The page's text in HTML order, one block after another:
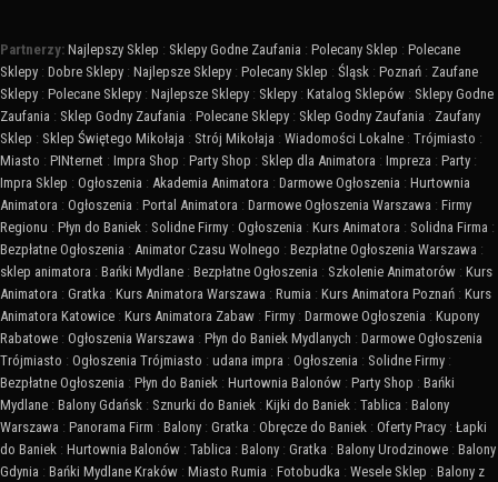
Partnerzy: Najlepszy Sklep : Sklepy Godne Zaufania : Polecany Sklep : Polecane
Sklepy : Dobre Sklepy : Najlepsze Sklepy : Polecany Sklep : Śląsk : Poznań : Zaufane
Sklepy : Polecane Sklepy : Najlepsze Sklepy : Sklepy : Katalog Sklepów : Sklepy Godne
Zaufania : Sklep Godny Zaufania : Polecane Sklepy : Sklep Godny Zaufania : Zaufany
Sklep : Sklep Świętego Mikołaja : Strój Mikołaja : Wiadomości Lokalne : Trójmiasto :
Miasto : PINternet : Impra Shop : Party Shop : Sklep dla Animatora : Impreza : Party :
Impra Sklep : Ogłoszenia : Akademia Animatora : Darmowe Ogłoszenia : Hurtownia
Animatora : Ogłoszenia : Portal Animatora : Darmowe Ogłoszenia Warszawa : Firmy
Regionu : Płyn do Baniek : Solidne Firmy : Ogłoszenia : Kurs Animatora : Solidna Firma :
Bezpłatne Ogłoszenia : Animator Czasu Wolnego : Bezpłatne Ogłoszenia Warszawa :
sklep animatora : Bańki Mydlane : Bezpłatne Ogłoszenia : Szkolenie Animatorów : Kurs
Animatora : Gratka : Kurs Animatora Warszawa : Rumia : Kurs Animatora Poznań : Kurs
Animatora Katowice : Kurs Animatora Zabaw : Firmy : Darmowe Ogłoszenia : Kupony
Rabatowe : Ogłoszenia Warszawa : Płyn do Baniek Mydlanych : Darmowe Ogłoszenia
Trójmiasto : Ogłoszenia Trójmiasto : udana impra : Ogłoszenia : Solidne Firmy :
Bezpłatne Ogłoszenia : Płyn do Baniek : Hurtownia Balonów : Party Shop : Bańki
Mydlane : Balony Gdańsk : Sznurki do Baniek : Kijki do Baniek : Tablica : Balony
Warszawa : Panorama Firm : Balony : Gratka : Obręcze do Baniek : Oferty Pracy : Łapki
do Baniek : Hurtownia Balonów : Tablica : Balony : Gratka : Balony Urodzinowe : Balony
Gdynia : Bańki Mydlane Kraków : Miasto Rumia : Fotobudka : Wesele Sklep : Balony z